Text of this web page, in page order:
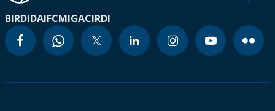
BIRDIDAIFCMIGACIRDI